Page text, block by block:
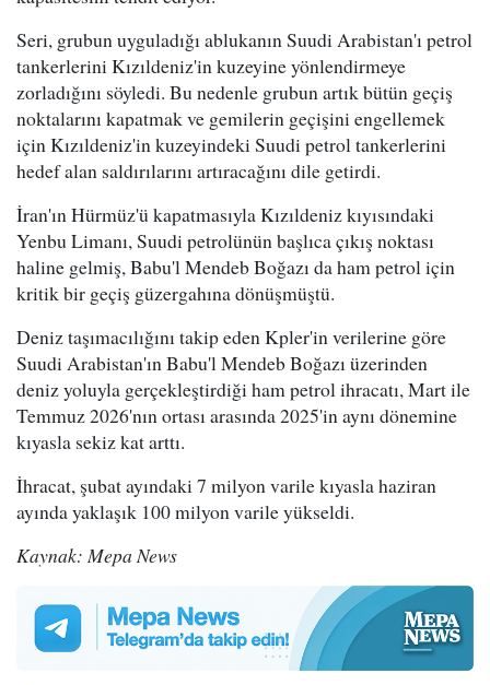
Seri, grubun uyguladığı ablukanın Suudi Arabistan'ı petrol
tankerlerini Kızıldeniz'in kuzeyine yönlendirmeye
zorladığını söyledi. Bu nedenle grubun artık bütün geçiş
noktalarını kapatmak ve gemilerin geçişini engellemek
için Kızıldeniz'in kuzeyindeki Suudi petrol tankerlerini
hedef alan saldırılarını artıracağını dile getirdi.
İran'ın Hürmüz'ü kapatmasıyla Kızıldeniz kıyısındaki
Yenbu Limanı, Suudi petrolünün başlıca çıkış noktası
haline gelmiş, Babu'l Mendeb Boğazı da ham petrol için
kritik bir geçiş güzergahına dönüşmüştü.
Deniz taşımacılığını takip eden Kpler'in verilerine göre
Suudi Arabistan'ın Babu'l Mendeb Boğazı üzerinden
deniz yoluyla gerçekleştirdiği ham petrol ihracatı, Mart ile
Temmuz 2026'nın ortası arasında 2025'in aynı dönemine
kıyasla sekiz kat arttı.
İhracat, şubat ayındaki 7 milyon varile kıyasla haziran
ayında yaklaşık 100 milyon varile yükseldi.
Kaynak: Mepa News